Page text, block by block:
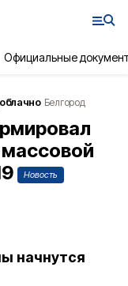
Официальные
облачно Белгород
Новость
начнутся